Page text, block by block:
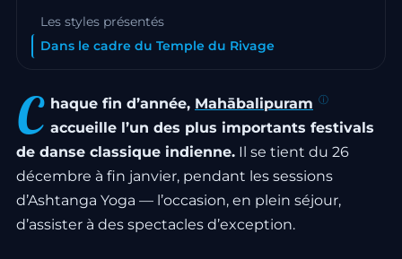
Les styles présentés
Dans le cadre du Temple du Rivage
C haque fin d’année, Mahābalipuram
accueille l’un des plus importants festivals
de danse classique indienne. Il se tient du 26
décembre à fin janvier, pendant les sessions
d’Ashtanga Yoga — l’occasion, en plein séjour,
d’assister à des spectacles d’exception.